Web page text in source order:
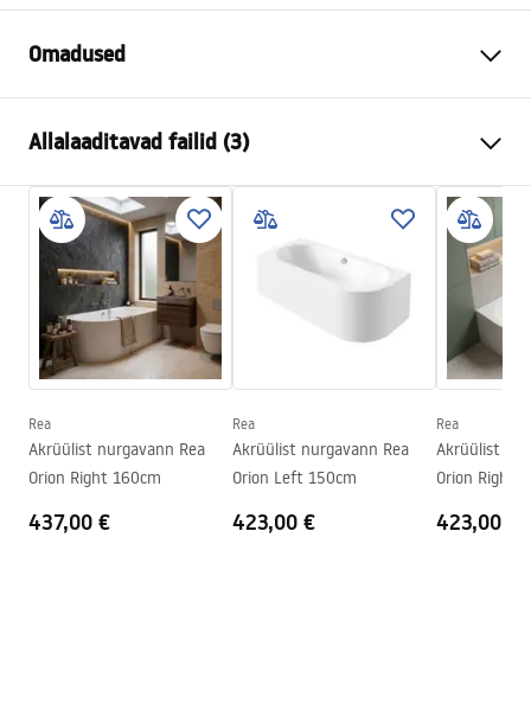
Omadused
Värv
Materjal
Akrüül
Pikkus
1695
Laius
750mm
Kõrgus
Paigalduskülg
Kork ja sifoon komplektis
Garantii
Allalaaditavad failid (3)
Turvalisuse teave
WARUNKI_BEZPIECZENSTWA_WANNY.pdf
Garantiitingimused
Warranty_Terms_and_Conditions_Bathtubs.pdf
Orion_160_170.pdf
Rea
Akrüülist nurgavann Rea
Orion Right 160cm
437,00 €
Rea
Akrüülist nurgavann Rea
Orion Left 150cm
423,00 €
Rea
Akrüülist
Orion Right
423,00 €